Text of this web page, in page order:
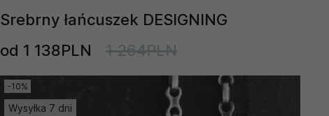
Srebrny łańcuszek DESIGNING
od 1 138PLN
1 264PLN
-10%
Wysyłka 7 dni